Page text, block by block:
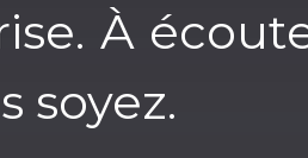
À
soyez.